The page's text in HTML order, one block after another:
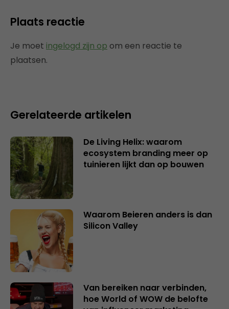
Plaats reactie
Je moet ingelogd zijn op om een reactie te
plaatsen.
Gerelateerde artikelen
De Living Helix: waarom
ecosystem branding meer op
tuinieren lijkt dan op bouwen
Waarom Beieren anders is dan
Silicon Valley
Van bereiken naar verbinden,
hoe World of WOW de belofte